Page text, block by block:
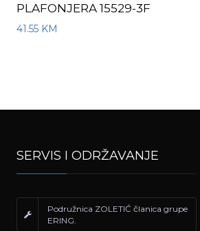
PLAFONJERA 15529-3F
41.55 KM
SERVIS I ODRŽAVANJE
Podružnica ZOLETIĆ članica grupe
ERING.